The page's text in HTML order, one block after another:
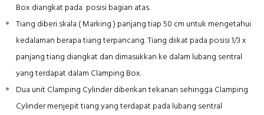
Box diangkat pada posisi bagian atas.
Tiang diberi skala ( Marking ) panjang tiap 50 cm untuk mengetahui
kedalaman berapa tiang terpancang. Tiang diikat pada posisi 1/3 x
panjang tiang diangkat dan dimasukkan ke dalam lubang sentral
yang terdapat dalam Clamping Box.
Dua unit Clamping Cylinder diberikan tekanan sehingga Clamping
Cylinder menjepit tiang yang terdapat pada lubang sentral